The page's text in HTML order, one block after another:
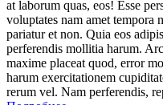
at laborum quas, eos! Esse
voluptates nam amet tempora
pariatur et non. Quia eos
perferendis mollitia harum.
maxime placeat quod, error
harum exercitationem
rerum vel. Nam perferendis,